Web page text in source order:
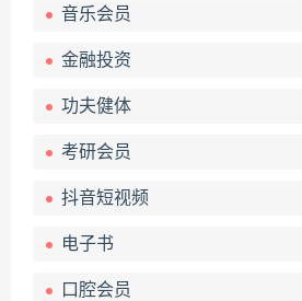
音乐会员
金融投资
功夫健体
考研会员
抖音短视频
电子书
口腔会员